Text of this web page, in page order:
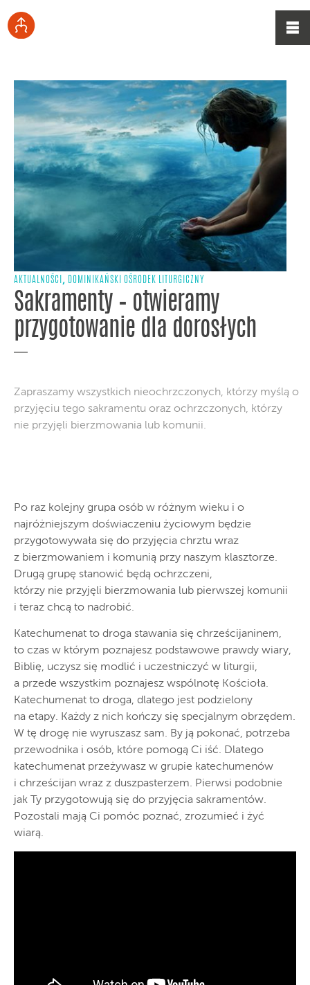
AKTUALNOŚCI , DOMINIKAŃSKI OŚRODEK LITURGICZNY
Sakramenty – otwieramy
przygotowanie dla dorosłych
Zapraszamy wszystkich nieochrzczonych, którzy myślą o
przyjęciu tego sakramentu oraz ochrzczonych, którzy
nie przyjęli bierzmowania lub komunii.
Po raz kolejny grupa osób w różnym wieku i o
najróżniejszym doświaczeniu życiowym będzie
przygotowywała się do przyjęcia chrztu wraz
z bierzmowaniem i komunią przy naszym klasztorze.
Drugą grupę stanowić będą ochrzczeni,
którzy nie przyjęli bierzmowania lub pierwszej komunii
i teraz chcą to nadrobić.
Katechumenat to droga stawania się chrześcijaninem,
to czas w którym poznajesz podstawowe prawdy wiary,
Biblię, uczysz się modlić i uczestniczyć w liturgii,
a przede wszystkim poznajesz wspólnotę Kościoła.
Katechumenat to droga, dlatego jest podzielony
na etapy. Każdy z nich kończy się specjalnym obrzędem.
W tę drogę nie wyruszasz sam. By ją pokonać, potrzeba
przewodnika i osób, które pomogą Ci iść. Dlatego
katechumenat przeżywasz w grupie katechumenów
i chrześcijan wraz z duszpasterzem. Pierwsi podobnie
jak Ty przygotowują się do przyjęcia sakramentów.
Pozostali mają Ci pomóc poznać, zrozumieć i żyć
wiarą.